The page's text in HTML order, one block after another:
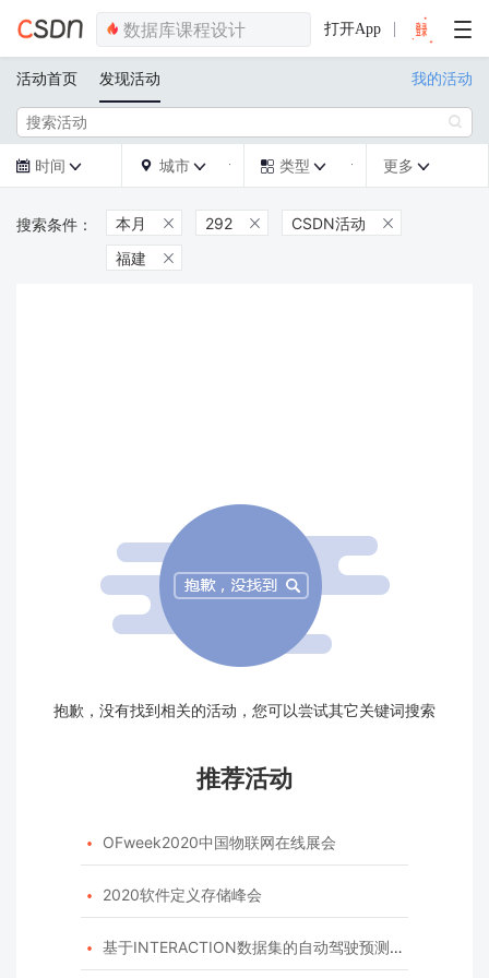
打开App
活动首页 发现活动 我的活动

 时间   城市   类型  更多 
本月  292  CSDN活动 
福建 
抱歉，没有找到相关的活动，您可以尝试其它关键词搜索
推荐活动
 OFweek2020中国物联网在线展会
 2020软件定义存储峰会
 基于INTERACTION数据集的自动驾驶预测模型挑战赛